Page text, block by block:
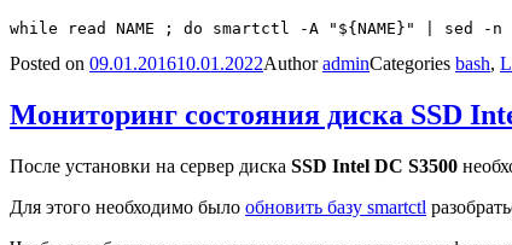
Posted on 09.01.201610.01.2022AuthoradminCategories bash,
Мониторинг состояния диска SSD
После установки на сервер диска SSD Intel DC S3500
Для этого необходимо было обновить базу smartctl